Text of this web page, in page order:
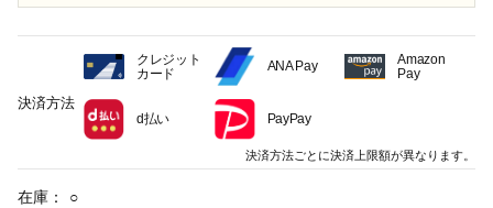
在庫： ○
決済方法
クレジット
カード
ANA Pay
Amazon
Pay
d払い PayPay
決済方法ごとに決済上限額が異なります。